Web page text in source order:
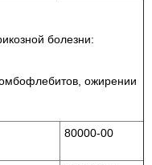
болезни:
ожирении
80000-00